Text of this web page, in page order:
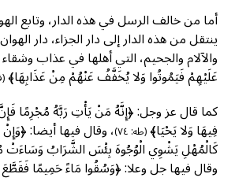
أما من خالف الرسل في هذه الدار، وتابع
ينتقل من هذه الدار إلى دار الجزاء، دار
والآلام والجحيم، التي أهلها في عذاب
عَلَيْهِمْ فَيَمُوتُوا وَلا يُخَفَّفُ عَنْهُمْ مِنْ عَذَابِهَا﴾
كما قال عز وجل: ﴿إِنَّهُ مَنْ يَأْتِ رَبَّهُ مُجْرِمًا
فِيهَا وَلا يَحْيَا﴾(طه: ٧٤) ، وقال فيها أيضا: ﴿وَإِنْ
كَالْمُهْلِ يَشْوِي الْوُجُوهَ بِئْسَ الشَّرَابُ وَسَاءَتْ
وقال فيها جل وعلا: ﴿وَسُقُوا مَاءً حَمِيمًا